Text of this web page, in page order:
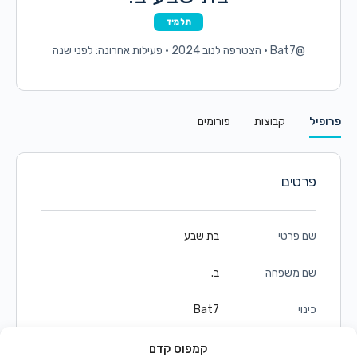
קמפוס קדם
תלמיד
@Bat7
• הצטרפה לנוב 2024 • פעילות אחרונה: לפני שנה
פרופיל קבוצות פורומים
פרטים
שם פרטי בת שבע
שם משפחה ב.
כינוי Bat7
נקבה